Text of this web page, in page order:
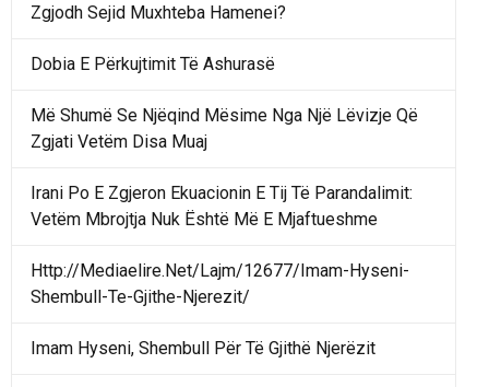
Zgjodh Sejid Muxhteba Hamenei?
Dobia E Përkujtimit Të Ashurasë
Më Shumë Se Njëqind Mësime Nga Një Lëvizje Që
Zgjati Vetëm Disa Muaj
Irani Po E Zgjeron Ekuacionin E Tij Të Parandalimit:
Vetëm Mbrojtja Nuk Është Më E Mjaftueshme
Http://Mediaelire.Net/Lajm/12677/Imam-Hyseni-
Shembull-Te-Gjithe-Njerezit/
Imam Hyseni, Shembull Për Të Gjithë Njerëzit